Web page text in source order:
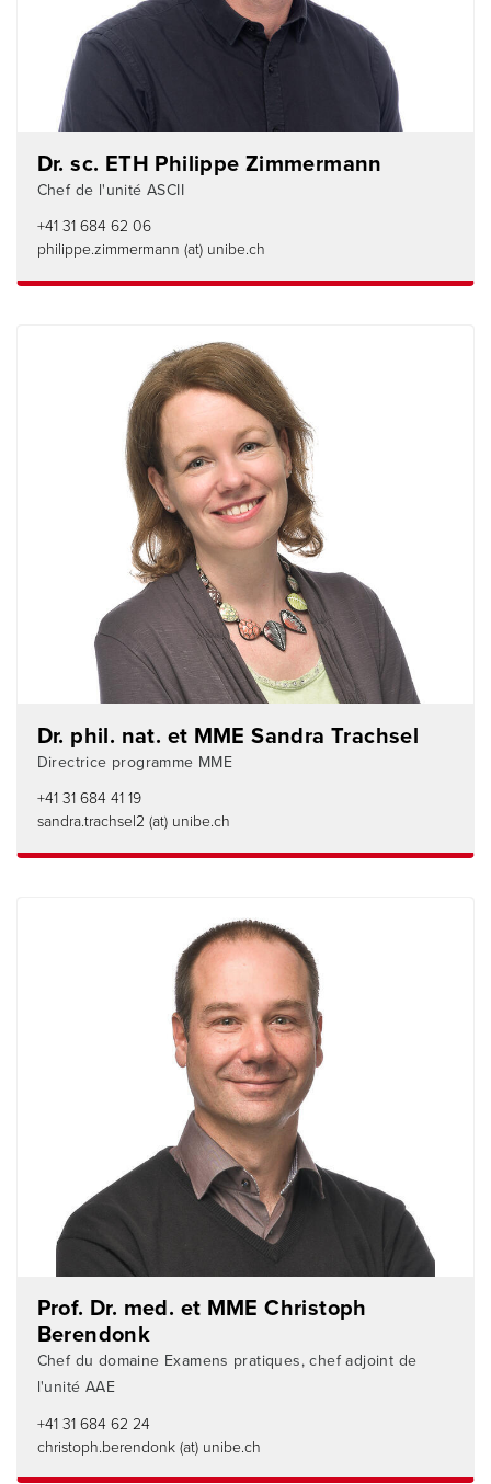
Dr. sc. ETH Philippe Zimmermann
Chef de l'unité ASCII
+41 31 684 62 06
philippe.zimmermann (at) unibe.ch
Dr. phil. nat. et MME Sandra Trachsel
Directrice programme MME
+41 31 684 41 19
sandra.trachsel2 (at) unibe.ch
Prof. Dr. med. et MME Christoph
Berendonk
Chef du domaine Examens pratiques, chef adjoint de
l'unité AAE
+41 31 684 62 24
christoph.berendonk (at) unibe.ch